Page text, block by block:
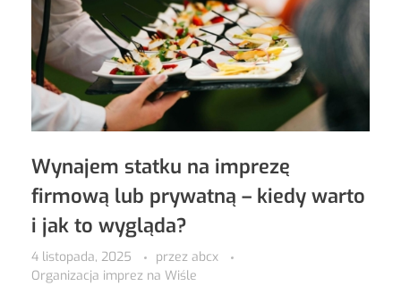
Wynajem statku na imprezę
firmową lub prywatną – kiedy warto
i jak to wygląda?
4 listopada, 2025 przez abcx
Organizacja imprez na Wiśle